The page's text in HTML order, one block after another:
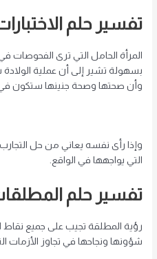
تفسير حلم
المرأة الحامل التي ترى الفحوصات
بسهولة تشير إلى أن عملية
وأن صحتها وصحة جنينها ستكون
وإذا رأى نفسه يعاني من حل
التي يواجهها في الواقع.
تفسير حلم
رؤية المطلقة تجيب على جميع نقاط
شؤونها ونجاحها في تجاوز